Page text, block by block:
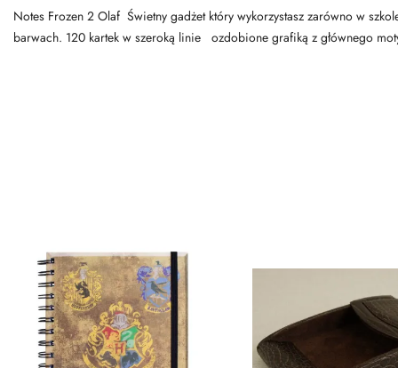
Notes Frozen 2 Olaf Świetny gadżet który wykorzystasz zarówno w
barwach. 120 kartek w szeroką linie ozdobione grafiką z głównego